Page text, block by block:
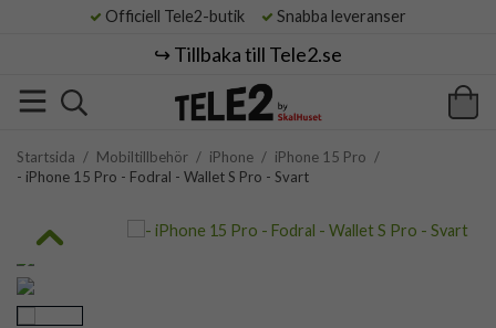
Officiell Tele2-butik Snabba leveranser
↪️ Tillbaka till Tele2.se
Startsida / Mobiltillbehör / iPhone / iPhone 15 Pro /
- iPhone 15 Pro - Fodral - Wallet S Pro - Svart